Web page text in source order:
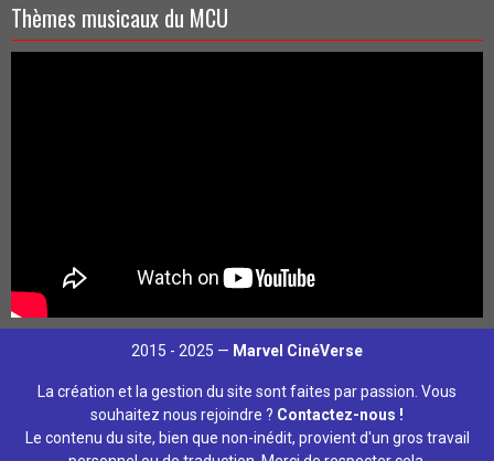
Thèmes musicaux du MCU
2015 - 2025 — Marvel CinéVerse
La création et la gestion du site sont faites par passion. Vous
souhaitez nous rejoindre ? Contactez-nous !
Le contenu du site, bien que non-inédit, provient d'un gros travail